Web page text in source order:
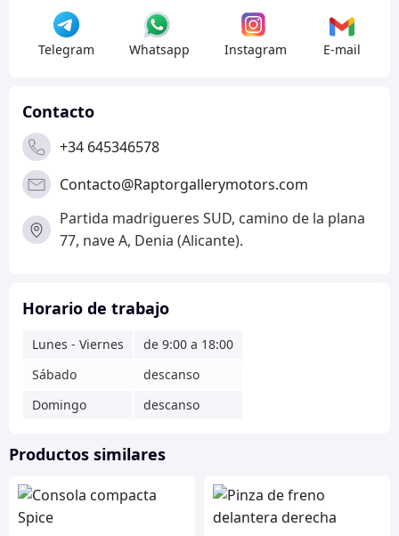
Telegram Whatsapp Instagram E-mail
Contacto
+34 645346578
Contacto@Raptorgallerymotors.com
Partida madrigueres SUD, camino de la plana
77, nave A, Denia (Alicante).
Horario de trabajo
Lunes - Viernes
de 9:00 a 18:00
Sábado
descanso
Domingo
descanso
Productos similares